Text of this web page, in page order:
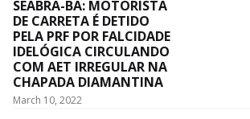
SEABRA-BA: MOTORISTA
DE CARRETA É DETIDO
PELA PRF POR FALCIDADE
IDELÓGICA CIRCULANDO
COM AET IRREGULAR NA
CHAPADA DIAMANTINA
March 10, 2022